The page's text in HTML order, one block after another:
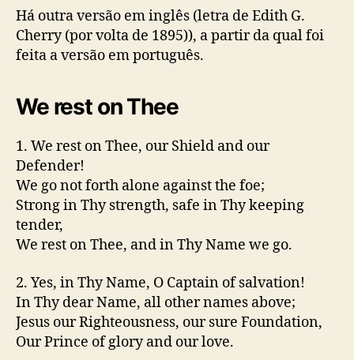
Há outra versão em inglês (letra de Edith G.
Cherry (por volta de 1895)), a partir da qual foi
feita a versão em português.
We rest on Thee
1. We rest on Thee, our Shield and our
Defender!
We go not forth alone against the foe;
Strong in Thy strength, safe in Thy keeping
tender,
We rest on Thee, and in Thy Name we go.
2. Yes, in Thy Name, O Captain of salvation!
In Thy dear Name, all other names above;
Jesus our Righteousness, our sure Foundation,
Our Prince of glory and our love.